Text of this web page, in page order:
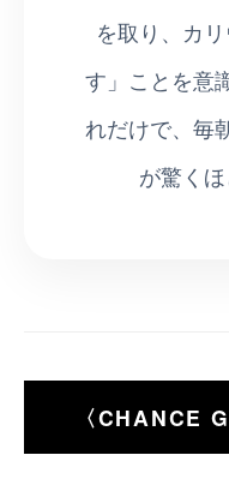
を取り、カ
す」ことを意
れだけで、毎
が驚く
〈CHANCE